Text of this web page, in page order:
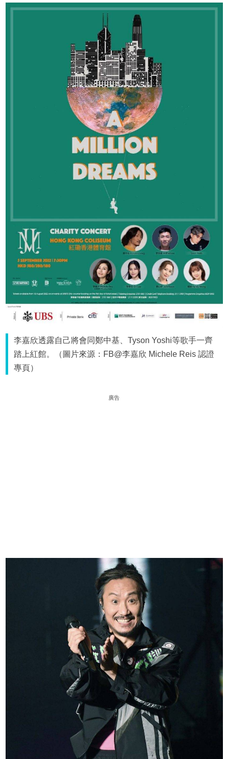
李嘉欣透露自己將會同鄭中基、Tyson Yoshi等歌手一齊
踏上紅館。（圖片來源：FB@李嘉欣 Michele Reis 認證
專頁）
廣告